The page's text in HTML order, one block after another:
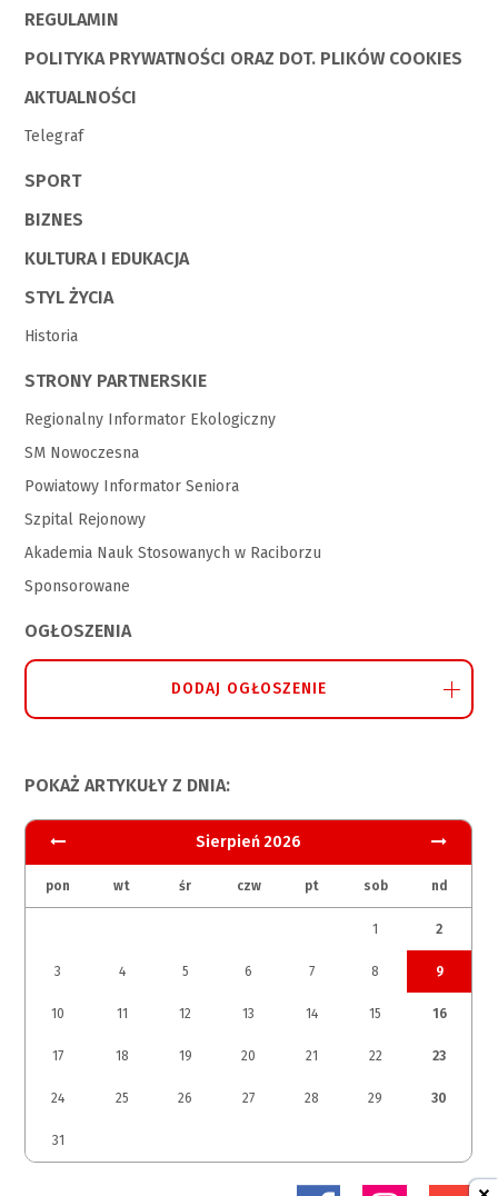
REGULAMIN
POLITYKA PRYWATNOŚCI ORAZ DOT. PLIKÓW COOKIES
AKTUALNOŚCI
Telegraf
SPORT
BIZNES
KULTURA I EDUKACJA
STYL ŻYCIA
Historia
STRONY PARTNERSKIE
Regionalny Informator Ekologiczny
SM Nowoczesna
Powiatowy Informator Seniora
Szpital Rejonowy
Akademia Nauk Stosowanych w Raciborzu
Sponsorowane
OGŁOSZENIA
DODAJ OGŁOSZENIE
POKAŻ ARTYKUŁY Z DNIA:
Sierpień 2026
pon wt śr czw pt sob nd
1 2
3 4 5 6 7 8 9
10 11 12 13 14 15 16
17 18 19 20 21 22 23
24 25 26 27 28 29 30
31